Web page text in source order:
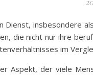
Dienst, insbesondere
die nicht nur ihre
im
Aspekt, der viele